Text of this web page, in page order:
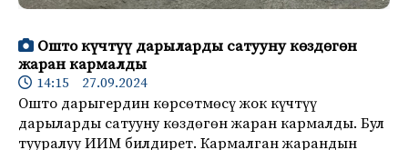
Ошто күчтүү дарыларды сатууну көздөгөн
жаран кармалды
14:15 27.09.2024
Ошто дарыгердин көрсөтмөсү жок күчтүү
дарыларды сатууну көздөгөн жаран кармалды. Бул
тууралуу ИИМ билдирет. Кармалган жарандын